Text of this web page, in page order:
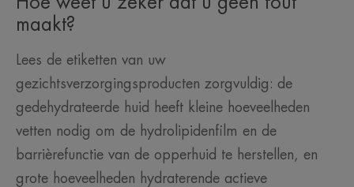
maakt?
Lees de etiketten van uw
gezichtsverzorgingsproducten zorgvuldig: de
gedehydrateerde huid heeft kleine hoeveelheden
vetten nodig om de hydrolipidenfilm en de
barrièrefunctie van de opperhuid te herstellen, en
grote hoeveelheden hydraterende actieve